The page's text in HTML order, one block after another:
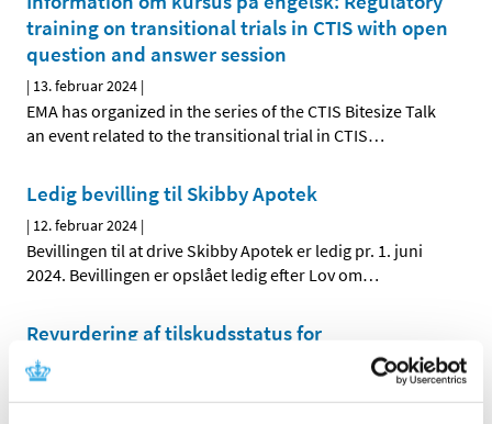
training on transitional trials in CTIS with open
question and answer session
| 13. februar 2024 |
EMA has organized in the series of the CTIS Bitesize Talk
an event related to the transitional trial in CTIS…
Ledig bevilling til Skibby Apotek
| 12. februar 2024 |
Bevillingen til at drive Skibby Apotek er ledig pr. 1. juni
2024. Bevillingen er opslået ledig efter Lov om…
Revurdering af tilskudsstatus for
blodfortyndende medicin starter i foråret 2024